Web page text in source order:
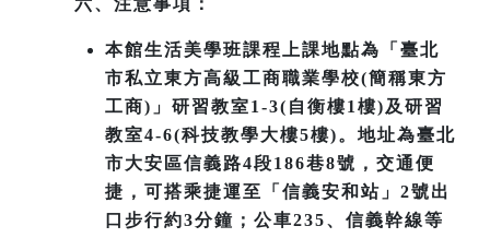
六、注意事項：
本館生活美學班課程上課地點為「臺北
市私立東方高級工商職業學校(簡稱東方
工商)」研習教室1-3(自衡樓1樓)及研習
教室4-6(科技教學大樓5樓)。地址為臺北
市大安區信義路4段186巷8號，交通便
捷，可搭乘捷運至「信義安和站」2號出
口步行約3分鐘；公車235、信義幹線等